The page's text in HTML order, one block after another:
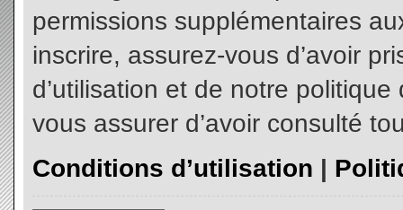
permissions supplémentaires
inscrire, assurez-vous d’avoir
d’utilisation et de notre
vous assurer d’avoir consulté
Conditions d’utilisation |